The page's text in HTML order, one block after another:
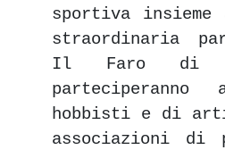
sportiva
straordinaria
Il Faro di
parteciperanno
hobbisti e di
associazioni di